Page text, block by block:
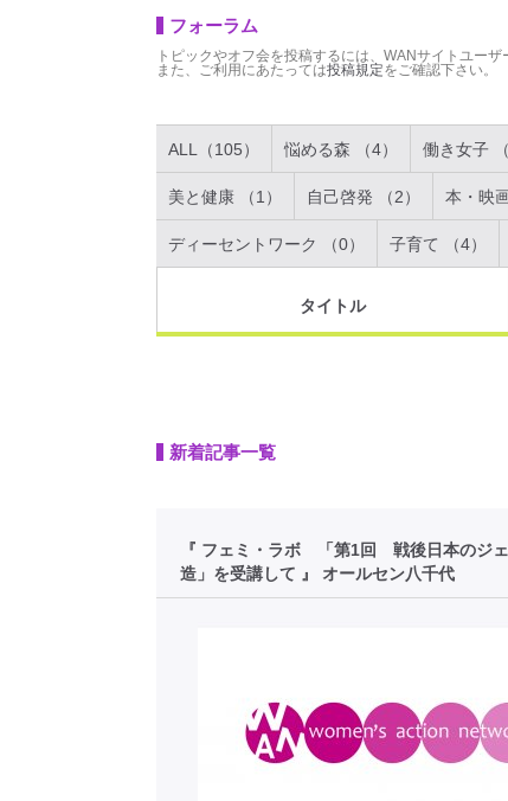
フォーラム
トピックやオフ会を投稿するには、WANサイトユー
また、ご利用にあたっては投稿規定をご確認下さい。
ALL（105） 悩める森 （4） 働き女子 （
美と健康 （1） 自己啓発 （2） 本・映
ディーセントワーク （0） 子育て （4）
タイトル
新着記事一覧
『 フェミ・ラボ 「第1回 戦後日本のジ
造」を受講して 』 オールセン八千代